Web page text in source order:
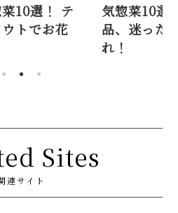
10選！ テ
トでお花
気惣菜10選
品、迷った
れ！
Sites
連サイト